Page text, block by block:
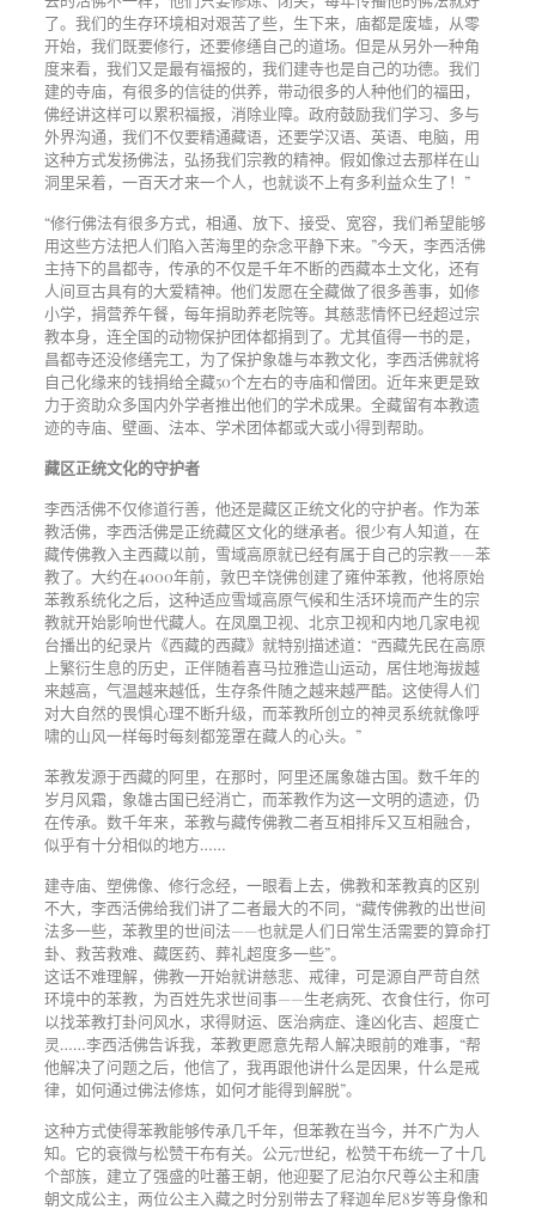
了。我们的生存环境相对艰苦了些，生下来，庙都是废墟，从零
开始，我们既要修行，还要修缮自己的道场。但是从另外一种角
度来看，我们又是最有福报的，我们建寺也是自己的功德。我们
建的寺庙，有很多的信徒的供养，带动很多的人种他们的福田，
佛经讲这样可以累积福报，消除业障。政府鼓励我们学习、多与
外界沟通，我们不仅要精通藏语，还要学汉语、英语、电脑，用
这种方式发扬佛法，弘扬我们宗教的精神。假如像过去那样在山
洞里呆着，一百天才来一个人，也就谈不上有多利益众生了！”
“修行佛法有很多方式，相通、放下、接受、宽容，我们希望能够
用这些方法把人们陷入苦海里的杂念平静下来。”今天，李西活佛
主持下的昌都寺，传承的不仅是千年不断的西藏本土文化，还有
人间亘古具有的大爱精神。他们发愿在全藏做了很多善事，如修
小学，捐营养午餐，每年捐助养老院等。其慈悲情怀已经超过宗
教本身，连全国的动物保护团体都捐到了。尤其值得一书的是，
昌都寺还没修缮完工，为了保护象雄与本教文化，李西活佛就将
自己化缘来的钱捐给全藏50个左右的寺庙和僧团。近年来更是致
力于资助众多国内外学者推出他们的学术成果。全藏留有本教遗
迹的寺庙、壁画、法本、学术团体都或大或小得到帮助。
藏区正统文化的守护者
李西活佛不仅修道行善，他还是藏区正统文化的守护者。作为苯
教活佛，李西活佛是正统藏区文化的继承者。很少有人知道，在
藏传佛教入主西藏以前，雪域高原就已经有属于自己的宗教——苯
教了。大约在4000年前，敦巴辛饶佛创建了雍仲苯教，他将原始
苯教系统化之后，这种适应雪域高原气候和生活环境而产生的宗
教就开始影响世代藏人。在凤凰卫视、北京卫视和内地几家电视
台播出的纪录片《西藏的西藏》就特别描述道：“西藏先民在高原
上繁衍生息的历史，正伴随着喜马拉雅造山运动，居住地海拔越
来越高，气温越来越低，生存条件随之越来越严酷。这使得人们
对大自然的畏惧心理不断升级，而苯教所创立的神灵系统就像呼
啸的山风一样每时每刻都笼罩在藏人的心头。”
苯教发源于西藏的阿里，在那时，阿里还属象雄古国。数千年的
岁月风霜，象雄古国已经消亡，而苯教作为这一文明的遗迹，仍
在传承。数千年来，苯教与藏传佛教二者互相排斥又互相融合，
似乎有十分相似的地方……
建寺庙、塑佛像、修行念经，一眼看上去，佛教和苯教真的区别
不大，李西活佛给我们讲了二者最大的不同，“藏传佛教的出世间
法多一些，苯教里的世间法——也就是人们日常生活需要的算命打
卦、救苦救难、藏医药、葬礼超度多一些”。
这话不难理解，佛教一开始就讲慈悲、戒律，可是源自严苛自然
环境中的苯教，为百姓先求世间事——生老病死、衣食住行，你可
以找苯教打卦问风水，求得财运、医治病症、逢凶化吉、超度亡
灵……李西活佛告诉我，苯教更愿意先帮人解决眼前的难事，“帮
他解决了问题之后，他信了，我再跟他讲什么是因果，什么是戒
律，如何通过佛法修炼，如何才能得到解脱”。
这种方式使得苯教能够传承几千年，但苯教在当今，并不广为人
知。它的衰微与松赞干布有关。公元7世纪，松赞干布统一了十几
个部族，建立了强盛的吐蕃王朝，他迎娶了尼泊尔尺尊公主和唐
朝文成公主，两位公主入藏之时分别带去了释迦牟尼8岁等身像和